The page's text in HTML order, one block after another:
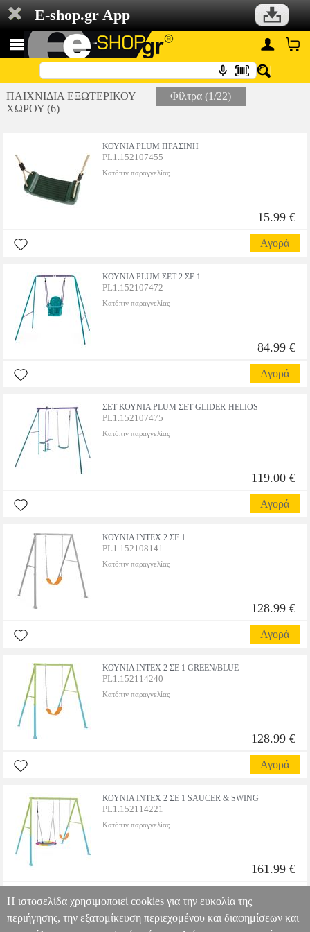
E-shop.gr App
ΠΑΙΧΝΙΔΙΑ ΕΞΩΤΕΡΙΚΟΥ
ΧΩΡΟΥ (6)
Φίλτρα (1/22)
ΚΟΥΝΙΑ PLUM ΠΡΑΣΙΝΗ
PL1.152107455
Κατόπιν παραγγελίας
15.99 €
Αγορά
ΚΟΥΝΙΑ PLUM ΣΕΤ 2 ΣΕ 1
PL1.152107472
Κατόπιν παραγγελίας
84.99 €
Αγορά
ΣΕΤ ΚΟΥΝΙΑ PLUM ΣΕΤ GLIDER-HELIOS
PL1.152107475
Κατόπιν παραγγελίας
119.00 €
Αγορά
ΚΟΥΝΙΑ INTEX 2 ΣΕ 1
PL1.152108141
Κατόπιν παραγγελίας
128.99 €
Αγορά
ΚΟΥΝΙΑ INTEX 2 ΣΕ 1 GREEN/BLUE
PL1.152114240
Κατόπιν παραγγελίας
128.99 €
Αγορά
ΚΟΥΝΙΑ INTEX 2 ΣΕ 1 SAUCER & SWING
PL1.152114221
Κατόπιν παραγγελίας
161.99 €
Η ιστοσελίδα χρησιμοποιεί cookies για την ευκολία της
περιήγησης, την εξατομίκευση περιεχομένου και διαφημίσεων και